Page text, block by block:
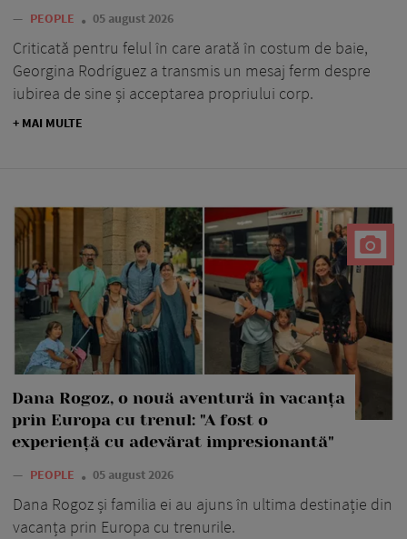
— PEOPLE 05 august 2026
Criticată pentru felul în care arată în costum de baie,
Georgina Rodríguez a transmis un mesaj ferm despre
iubirea de sine și acceptarea propriului corp.
+ MAI MULTE
Dana Rogoz, o nouă aventură în vacanța
prin Europa cu trenul: "A fost o
experiență cu adevărat impresionantă"
— PEOPLE 05 august 2026
Dana Rogoz și familia ei au ajuns în ultima destinație din
vacanța prin Europa cu trenurile.